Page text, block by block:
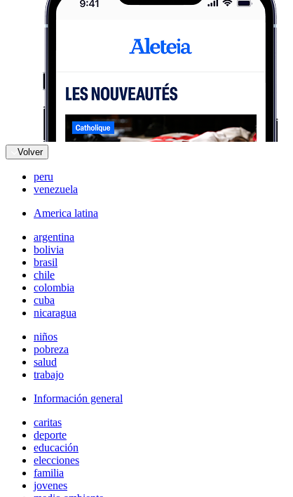
Volver
peru
venezuela
America latina
argentina
bolivia
brasil
chile
colombia
cuba
nicaragua
niños
pobreza
salud
trabajo
Información general
caritas
deporte
educación
elecciones
familia
jovenes